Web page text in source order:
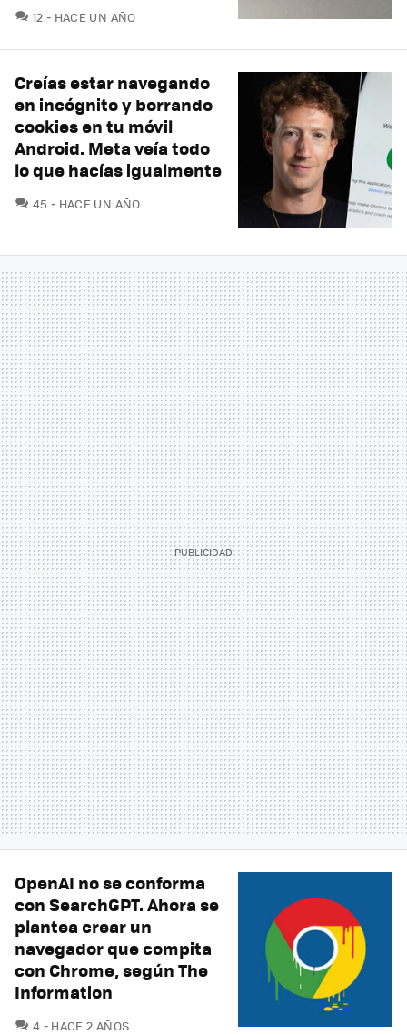
12 COMENTARIOS
HACE UN AÑO
Creías estar navegando
en incógnito y borrando
cookies en tu móvil
Android. Meta veía todo
lo que hacías igualmente
45 COMENTARIOS
HACE UN AÑO
OpenAI no se conforma
con SearchGPT. Ahora se
plantea crear un
navegador que compita
con Chrome, según The
Information
4 COMENTARIOS
HACE 2 AÑOS